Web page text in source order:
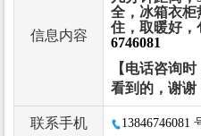
信息内容
全，冰箱衣柜
住，取暖好，
6746081
【电话咨询
看到的，谢谢
联系手机 13846746081